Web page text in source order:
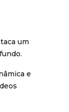
um
e